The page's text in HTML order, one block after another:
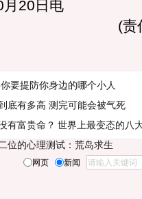
20日电
(责
要提防你身边的哪个小人
底有多高 测完可能会被气死
有富贵命？ 世界上最变态的八
位的心理测试：荒岛求生
网页 新闻